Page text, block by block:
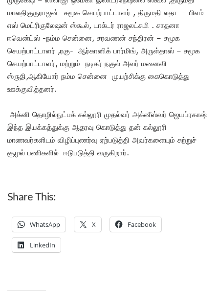
மாலதிகுருராஜன் -சமூக செயற்பாட்டாளர் , திருமதி லதா – பிஎம்
எஸ் மெட்ரிகுலேஷன் ஸ்கூல், டாக்டர் ராஜலட்சுமி . சாதனா
ஈவென்ட்ஸ் -நம்ம சென்னை, சரவணன் சந்திரன் – சமூக
செயற்பாட்டாளர் ,ரகு- ஆர்கானிக் பார்மிங், அருள்தாஸ் – சமூக
செயற்பாட்டாளர், மற்றும் நடிகர் நகுல் அவர் மனைவி
ஸ்ருதி,ஆகியோர் நம்ம சென்னை முயற்சிக்கு கைகொடுத்து
ஊக்குவித்தனர்.
அக்னி தொழில்நுட்பக் கல்லூரி முதல்வர் அக்னீஸ்வர் ஜெயப்ரகாஷ்
இந்த இயக்கத்துக்கு ஆதரவு கொடுத்து தன் கல்லூரி
மாணவர்களிடம் விழிப்புணர்வு ஏற்படுத்தி அவர்களையும் சுற்றுச்
சூழல் பணிகளில் ஈடுபடுத்தி வருகிறார்.
Share This:
WhatsApp X Facebook
LinkedIn